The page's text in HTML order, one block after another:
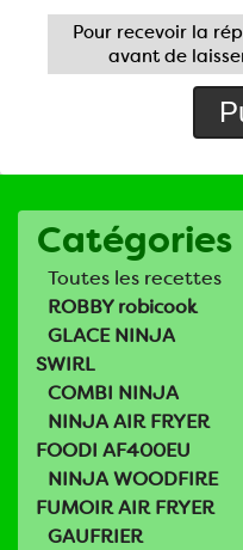
Catégories
Toutes les recettes
ROBBY robicook
GLACE NINJA
SWIRL
COMBI NINJA
NINJA AIR FRYER
FOODI AF400EU
NINJA WOODFIRE
FUMOIR AIR FRYER
GAUFRIER
Pour recevoir la
avant de